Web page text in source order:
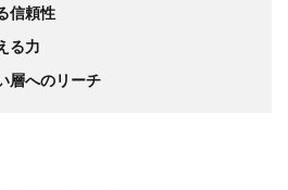
信頼性
る力
層へのリーチ